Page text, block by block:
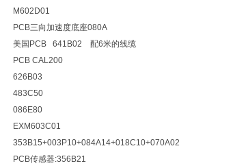
M602D01
PCB三向加速度底座080A
美国PCB 641B02 配6米的线缆
PCB CAL200
626B03
483C50
086E80
EXM603C01
353B15+003P10+084A14+018C10+070A02
PCB传感器:356B21